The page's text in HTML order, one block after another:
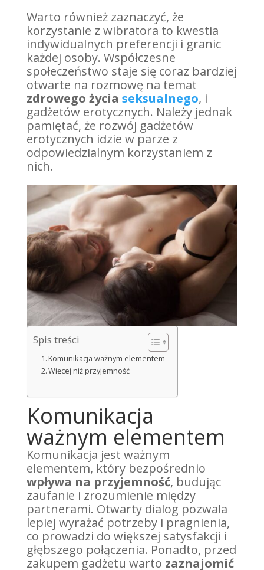
Warto również zaznaczyć, że
korzystanie z wibratora to kwestia
indywidualnych preferencji i granic
każdej osoby. Współczesne
społeczeństwo staje się coraz bardziej
otwarte na rozmowę na temat
zdrowego życia seksualnego, i
gadżetów erotycznych. Należy jednak
pamiętać, że rozwój gadżetów
erotycznych idzie w parze z
odpowiedzialnym korzystaniem z
nich.
Spis treści
Komunikacja ważnym elementem
Więcej niż przyjemność
Komunikacja
ważnym elementem
Komunikacja jest ważnym
elementem, który bezpośrednio
wpływa na przyjemność, budując
zaufanie i zrozumienie między
partnerami. Otwarty dialog pozwala
lepiej wyrażać potrzeby i pragnienia,
co prowadzi do większej satysfakcji i
głębszego połączenia. Ponadto, przed
zakupem gadżetu warto zaznajomić